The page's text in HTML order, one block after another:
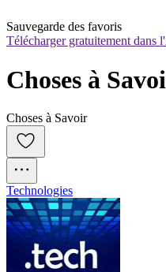
Sauvegarde des favoris
Télécharger gratuitement dans
Choses à
Choses à Savoir
Technologies